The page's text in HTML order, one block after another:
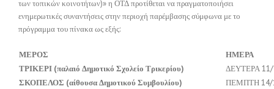
των τοπικών κοινοτήτων)» η ΟΤΔ προτίθεται να πραγματοποιήσει
ενημερωτικές συναντήσεις στην περιοχή παρέμβασης σύμφωνα με το
πρόγραμμα του πίνακα ως εξής:
ΜΕΡΟΣ
ΗΜΕΡΑ
ΤΡΙΚΕΡΙ (παλαιό Δημοτικό Σχολείο Τρικερίου)
ΔΕΥΤΕΡΑ
ΣΚΟΠΕΛΟΣ (αίθουσα Δημοτικού Συμβουλίου)
ΠΕΜΠΤΗ 14/